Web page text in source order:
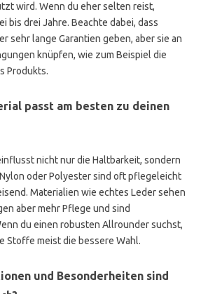
wird. Wenn du eher selten reist,
bis drei Jahre. Beachte dabei, dass
sehr lange Garantien geben, aber sie an
knüpfen, wie zum Beispiel die
Produkts.
passt am besten zu deinen
nicht nur die Haltbarkeit, sondern
oder Polyester sind oft pflegeleicht
Materialien wie echtes Leder sehen
aber mehr Pflege und sind
du einen robusten Allrounder suchst,
Stoffe meist die bessere Wahl.
und Besonderheiten sind